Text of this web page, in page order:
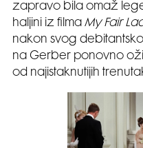
zapravo bila omaž
haljini iz filma My Fair
nakon svog
na Gerber ponovno
od najistaknutijih